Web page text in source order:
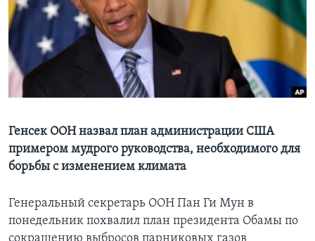
Learning English
СОЦИАЛЬНЫЕ СЕТИ
Языки
Генсек ООН назвал план администрации США
примером мудрого руководства, необходимого для
борьбы с изменением климата
Генеральный секретарь ООН Пан Ги Мун в
понедельник похвалил план президента Обамы по